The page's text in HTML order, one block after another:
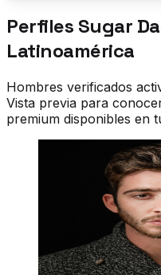
Perfiles Sugar
Latinoamérica
Hombres verificados
Vista previa para
premium disponibles en